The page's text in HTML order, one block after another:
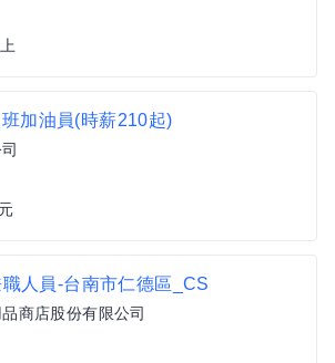
加油員(時薪210起)
人員-台南市仁德區_CS
商店股份有限公司